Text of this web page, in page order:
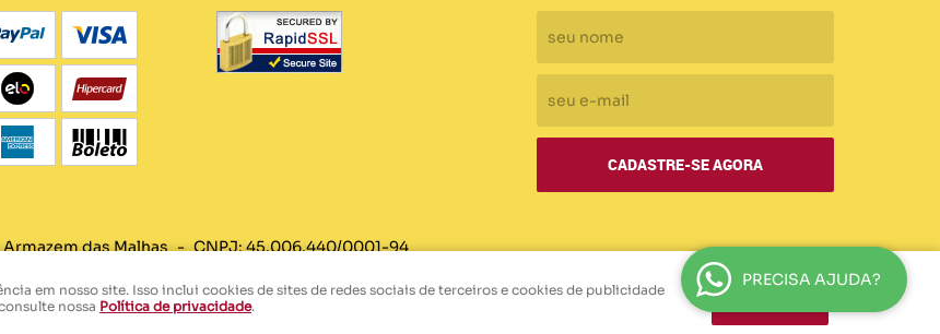
CADASTRE-SE AGORA
Armazem das Malhas CNPJ: 45.006.440/0001-94
LOJA VIRTUAL CRIADA POR
em nosso site. Isso inclui cookies de sites de redes sociais de terceiros e cookies de publicidade
nossa Política de privacidade.
PRECISA AJUDA?